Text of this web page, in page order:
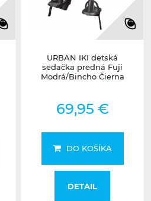
URBAN IKI detská
sedačka predná Fuji
Modrá/Bincho Čierna
69,95 €
DO KOŠÍKA
DETAIL